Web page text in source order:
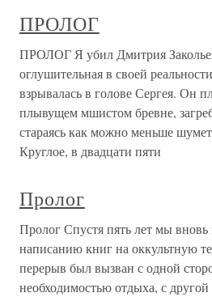
ПРОЛОГ
ПРОЛОГ Я убил Дмитрия
оглушительная в своей
взрывалась в голове Сергея. Он
плывущем мшистом бревне,
стараясь как можно меньше
Круглое, в двадцати пяти
Пролог
Пролог Спустя пять лет мы вновь
написанию книг на оккультную
перерыв был вызван с одной
необходимостью отдыха, с